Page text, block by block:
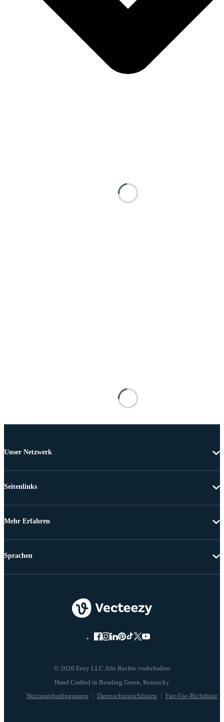
Unser Netzwerk
Seitenlinks
Mehr Erfahren
© 2026 Eezy LLC Alle Rechte vorbehalten
Nutzungsbedingungen Datenschutzrichlinien Fair-Use-Richtlinie
Sprachen